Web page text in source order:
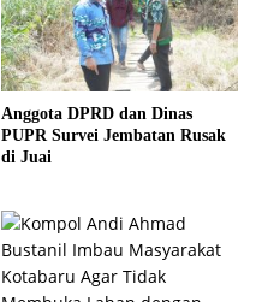
Anggota DPRD dan Dinas
PUPR Survei Jembatan Rusak
di Juai